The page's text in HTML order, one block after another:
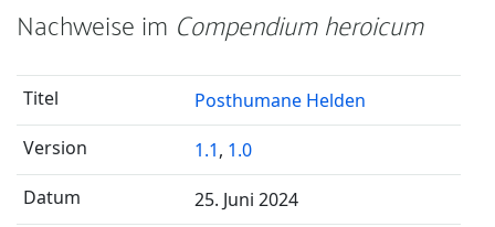
Nachweise im Compendium heroicum
Posthumane Helden
1.1, 1.0
25. Juni 2024